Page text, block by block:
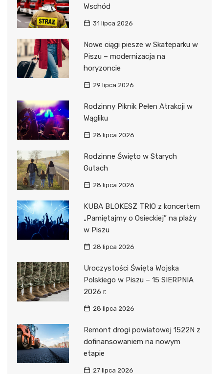
Wschód
31 lipca 2026
Nowe ciągi piesze w Skateparku w
Piszu – modernizacja na
horyzoncie
29 lipca 2026
Rodzinny Piknik Pełen Atrakcji w
Wągliku
28 lipca 2026
Rodzinne Święto w Starych
Gutach
28 lipca 2026
KUBA BLOKESZ TRIO z koncertem
„Pamiętajmy o Osieckiej” na plaży
w Piszu
28 lipca 2026
Uroczystości Święta Wojska
Polskiego w Piszu – 15 SIERPNIA
2026 r.
28 lipca 2026
Remont drogi powiatowej 1522N z
dofinansowaniem na nowym
etapie
27 lipca 2026